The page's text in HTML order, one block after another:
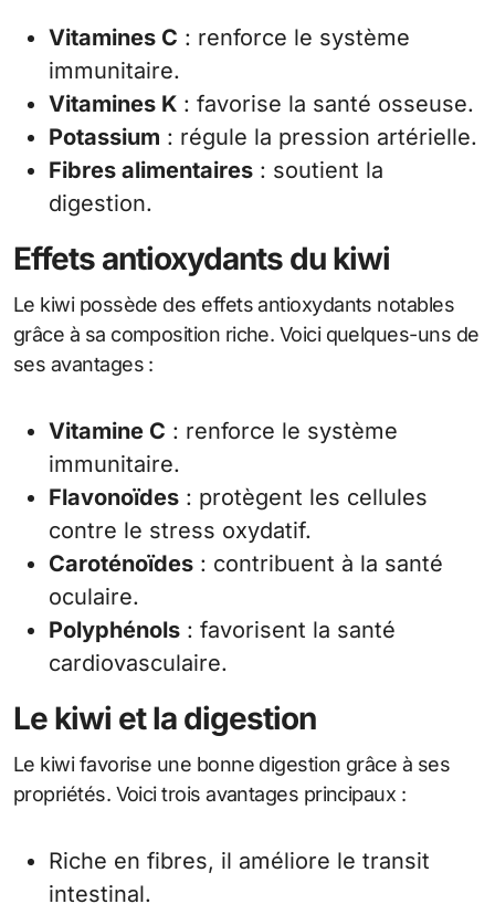
Vitamines C : renforce le système
immunitaire.
Vitamines K : favorise la santé osseuse.
Potassium : régule la pression artérielle.
Fibres alimentaires : soutient la
digestion.
Effets antioxydants du kiwi
Le kiwi possède des effets antioxydants notables
grâce à sa composition riche. Voici quelques-uns de
ses avantages :
Vitamine C : renforce le système
immunitaire.
Flavonoïdes : protègent les cellules
contre le stress oxydatif.
Caroténoïdes : contribuent à la santé
oculaire.
Polyphénols : favorisent la santé
cardiovasculaire.
Le kiwi et la digestion
Le kiwi favorise une bonne digestion grâce à ses
propriétés. Voici trois avantages principaux :
Riche en fibres, il améliore le transit
intestinal.